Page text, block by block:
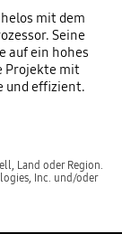
mit dem
Seine
auf ein hohes
Projekte mit
und effizient.
Land oder Region.
Inc. und/oder